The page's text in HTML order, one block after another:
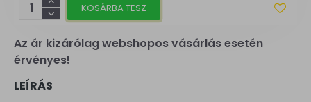
Az ár kizárólag webshopos vásárlás esetén
érvényes!
KOSÁRBA TESZ
LEÍRÁS